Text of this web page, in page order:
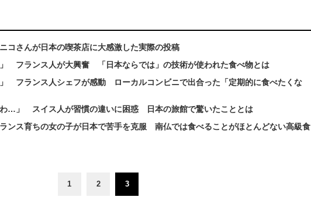
コさんが日本の喫茶店に大感激した実際の投稿
」 フランス人が大興奮 「日本ならでは」の技術が使われた食べ物とは
」 フランス人シェフが感動 ローカルコンビニで出合った「定期的に食べたくな
わ…」 スイス人が習慣の違いに困惑 日本の旅館で驚いたこととは
ンス育ちの女の子が日本で苦手を克服 南仏では食べることがほとんどない高級食
1 2 3